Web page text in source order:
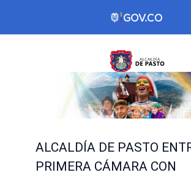
ALCALDÍA DE PASTO
PRIMERA CÁMARA CON